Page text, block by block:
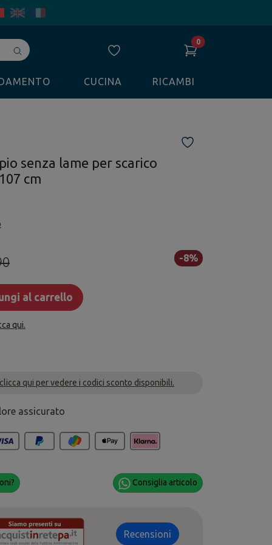
Avvia
ricerca
0
CUCINA RICAMBI
senza lame per scarico
cm
-8%
al carrello
qui.
qui per vedere i codici sconto disponibili.
assicurato
Consiglia articolo
Recensioni